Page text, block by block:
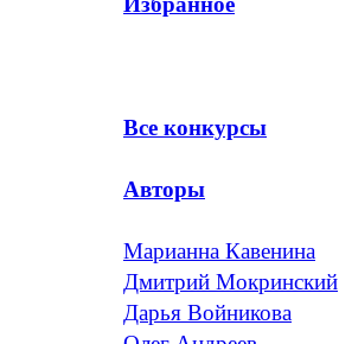
Все конкурсы
Авторы
Марианна Кавенина
Дмитрий Мокринский
Дарья Войникова